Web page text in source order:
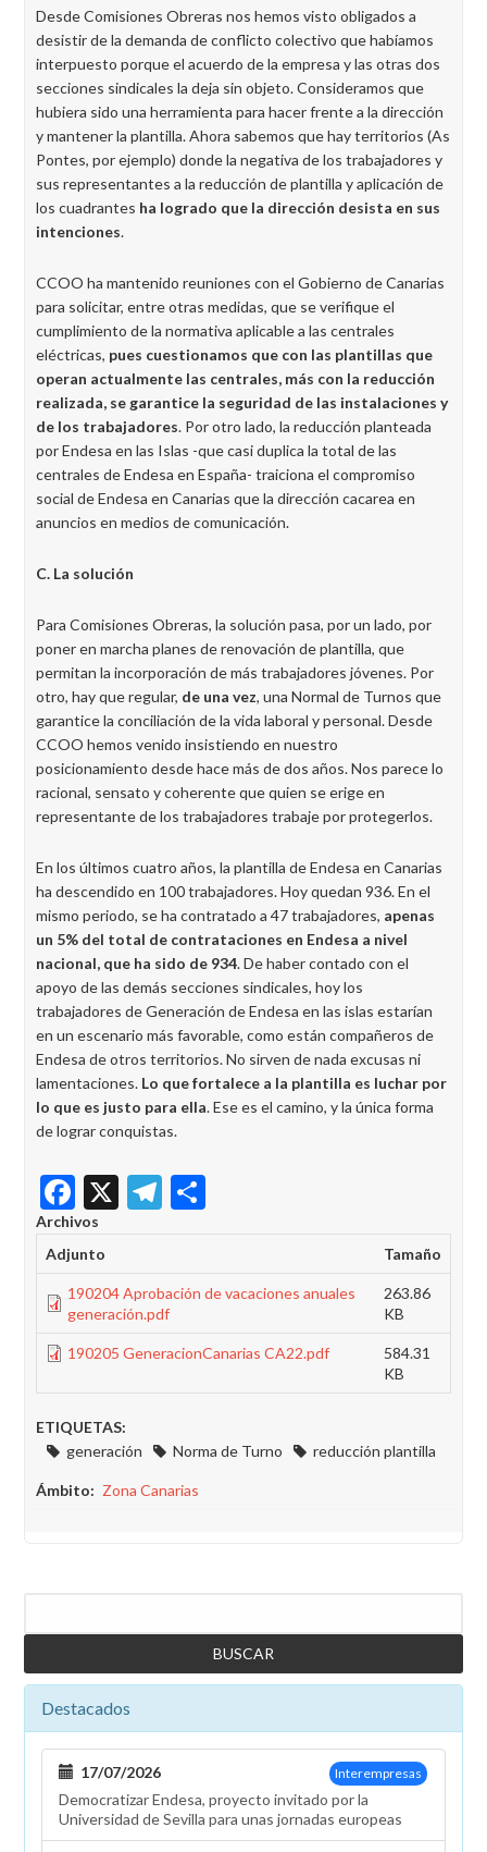
Desde Comisiones Obreras nos hemos visto obligados a
desistir de la demanda de conflicto colectivo que habíamos
interpuesto porque el acuerdo de la empresa y las otras dos
secciones sindicales la deja sin objeto. Consideramos que
hubiera sido una herramienta para hacer frente a la dirección
y mantener la plantilla. Ahora sabemos que hay territorios (As
Pontes, por ejemplo) donde la negativa de los trabajadores y
sus representantes a la reducción de plantilla y aplicación de
los cuadrantes ha logrado que la dirección desista en sus
intenciones.
CCOO ha mantenido reuniones con el Gobierno de Canarias
para solicitar, entre otras medidas, que se verifique el
cumplimiento de la normativa aplicable a las centrales
eléctricas, pues cuestionamos que con las plantillas que
operan actualmente las centrales, más con la reducción
realizada, se garantice la seguridad de las instalaciones y
de los trabajadores. Por otro lado, la reducción planteada
por Endesa en las Islas -que casi duplica la total de las
centrales de Endesa en España- traiciona el compromiso
social de Endesa en Canarias que la dirección cacarea en
anuncios en medios de comunicación.
C. La solución
Para Comisiones Obreras, la solución pasa, por un lado, por
poner en marcha planes de renovación de plantilla, que
permitan la incorporación de más trabajadores jóvenes. Por
otro, hay que regular, de una vez, una Normal de Turnos que
garantice la conciliación de la vida laboral y personal. Desde
CCOO hemos venido insistiendo en nuestro
posicionamiento desde hace más de dos años. Nos parece lo
racional, sensato y coherente que quien se erige en
representante de los trabajadores trabaje por protegerlos.
En los últimos cuatro años, la plantilla de Endesa en Canarias
ha descendido en 100 trabajadores. Hoy quedan 936. En el
mismo periodo, se ha contratado a 47 trabajadores, apenas
un 5% del total de contrataciones en Endesa a nivel
nacional, que ha sido de 934. De haber contado con el
apoyo de las demás secciones sindicales, hoy los
trabajadores de Generación de Endesa en las islas estarían
en un escenario más favorable, como están compañeros de
Endesa de otros territorios. No sirven de nada excusas ni
lamentaciones. Lo que fortalece a la plantilla es luchar por
lo que es justo para ella. Ese es el camino, y la única forma
de lograr conquistas.
Facebook
X Telegram
Archivos
Adjunto
Tamaño
190204 Aprobación de vacaciones anuales
generación.pdf
263.86
KB
190205 GeneracionCanarias CA22.pdf
584.31
KB
ETIQUETAS:
generación
Norma de Turno reducción plantilla
Ámbito Zona Canarias
Destacados
Interempresas
17/07/2026
Democratizar Endesa, proyecto invitado por la
Universidad de Sevilla para unas jornadas europeas